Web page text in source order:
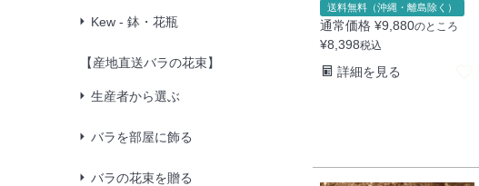
Kew - 鉢・花瓶
【産地直送バラの花束】
生産者から選ぶ
バラを部屋に飾る
バラの花束を贈る
送料無料（沖縄・離島除く）
通常価格 ¥9,880のところ
¥8,398税込
詳細を見る